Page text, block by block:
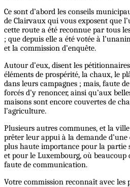
Ce sont d’abord les conseils
de Clairvaux qui vous exposent que
cette route a été reconnue par tous
; que depuis elle a été votée à
et la commission d’enquête.
Autour d’eux, disent les
éléments de prospérité, la chaux, le
dans leurs campagnes ; mais, faute
forcés d’y renoncer, ainsi qu’aux
maisons sont encore couvertes de
l’agriculture.
Plusieurs autres communes, et la
prêter leur appui à la demande
plus haute importance pour la partie
et pour le Luxembourg, où beaucoup
faute de communication.
Votre commission reconnaît avec les